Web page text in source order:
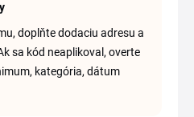
doplňte dodaciu adresu a
sa kód neaplikoval, overte
kategória, dátum